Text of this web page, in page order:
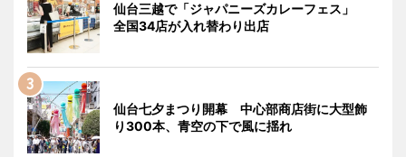
仙台三越で「ジャパニーズカレーフェス」
全国34店が入れ替わり出店
仙台七夕まつり開幕 中心部商店街に大型飾
り300本、青空の下で風に揺れ